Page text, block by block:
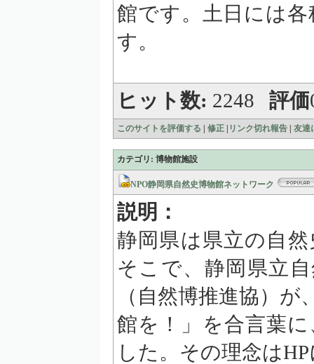
館です。土日には
す。
ヒット数: 2248 評価
このサイトを評価する 修正 リンク切れ報告 友達
カテゴリ: 博物館施設
NPO静岡県自然史博物館ネットワーク
説明：
静岡県は県立の自
そこで、静岡県立
（自然博推進協）
館を！」を合言葉
した。その理念は